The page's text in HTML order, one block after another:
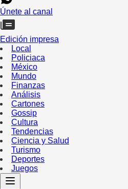
Únete al canal
Edición impresa
Local
Policiaca
México
Mundo
Finanzas
Análisis
Cartones
Gossip
Cultura
Tendencias
Ciencia y Salud
Turismo
Deportes
Juegos